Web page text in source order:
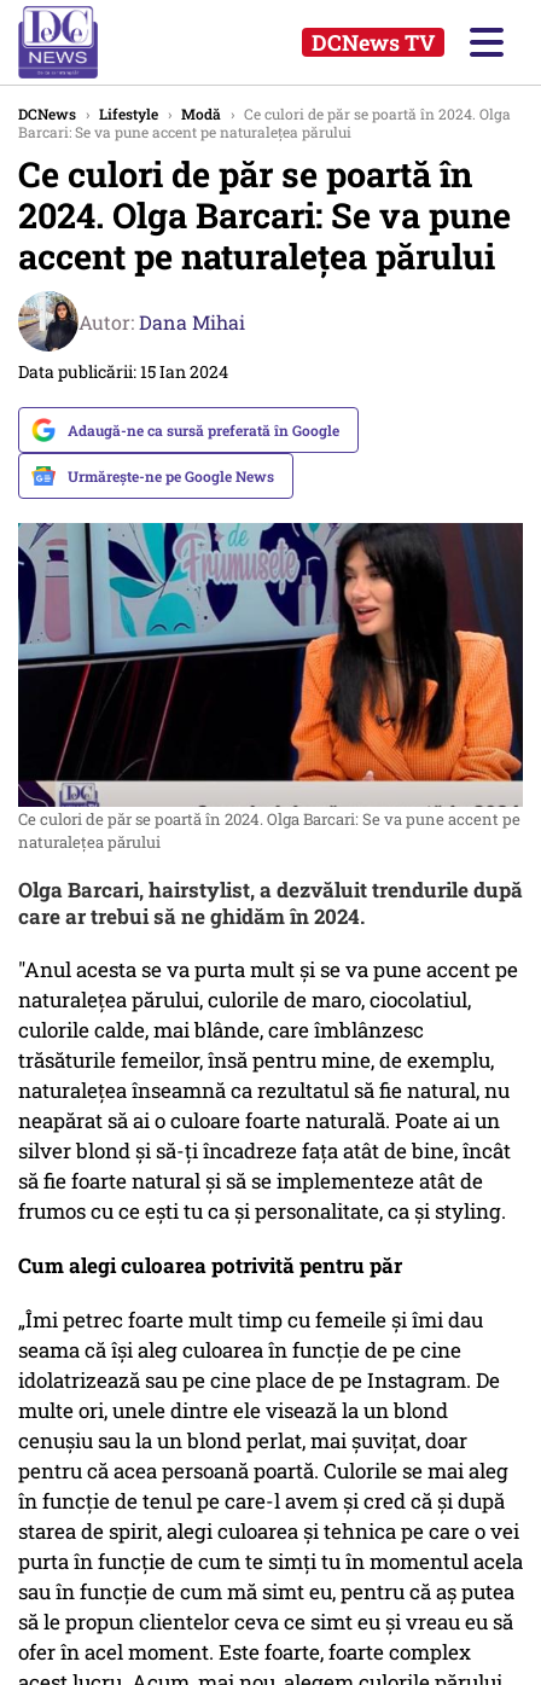
DCNews TV
DCNews › Lifestyle › Modă › Ce culori de păr se poartă în 2024. Olga
Barcari: Se va pune accent pe naturalețea părului
Ce culori de păr se poartă în
2024. Olga Barcari: Se va pune
accent pe naturalețea părului
Autor:Dana Mihai
Data publicării: 15 Ian 2024
Adaugă-ne ca sursă preferată în Google
Urmărește-ne pe Google News
Ce culori de păr se poartă în 2024. Olga Barcari: Se va pune accent pe
naturalețea părului
Olga Barcari, hairstylist, a dezvăluit trendurile după
care ar trebui să ne ghidăm în 2024.
"Anul acesta se va purta mult și se va pune accent pe
naturalețea părului, culorile de maro, ciocolatiul,
culorile calde, mai blânde, care îmblânzesc
trăsăturile femeilor, însă pentru mine, de exemplu,
naturalețea înseamnă ca rezultatul să fie natural, nu
neapărat să ai o culoare foarte naturală. Poate ai un
silver blond și să-ți încadreze fața atât de bine, încât
să fie foarte natural și să se implementeze atât de
frumos cu ce ești tu ca și personalitate, ca și styling.
Cum alegi culoarea potrivită pentru păr
„Îmi petrec foarte mult timp cu femeile și îmi dau
seama că își aleg culoarea în funcție de pe cine
idolatrizează sau pe cine place de pe Instagram. De
multe ori, unele dintre ele visează la un blond
cenușiu sau la un blond perlat, mai șuvițat, doar
pentru că acea persoană poartă. Culorile se mai aleg
în funcție de tenul pe care-l avem și cred că și după
starea de spirit, alegi culoarea și tehnica pe care o vei
purta în funcție de cum te simți tu în momentul acela
sau în funcție de cum mă simt eu, pentru că aș putea
să le propun clientelor ceva ce simt eu și vreau eu să
ofer în acel moment. Este foarte, foarte complex